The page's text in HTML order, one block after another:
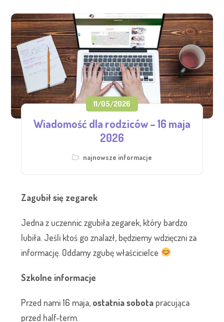
11/05/2026
Wiadomość dla rodziców – 16 maja
2026
najnowsze informacje
Zagubił się zegarek
Jedna z uczennic zgubiła zegarek, który bardzo
lubiła. Jeśli ktoś go znalazł, będziemy wdzięczni za
informację. Oddamy zgubę właścicielce
Szkolne informacje
Przed nami 16 maja, ostatnia sobota pracująca
przed half-term.